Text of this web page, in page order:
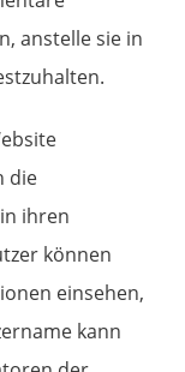
anstelle sie in
die
ihren
können
einsehen,
kann